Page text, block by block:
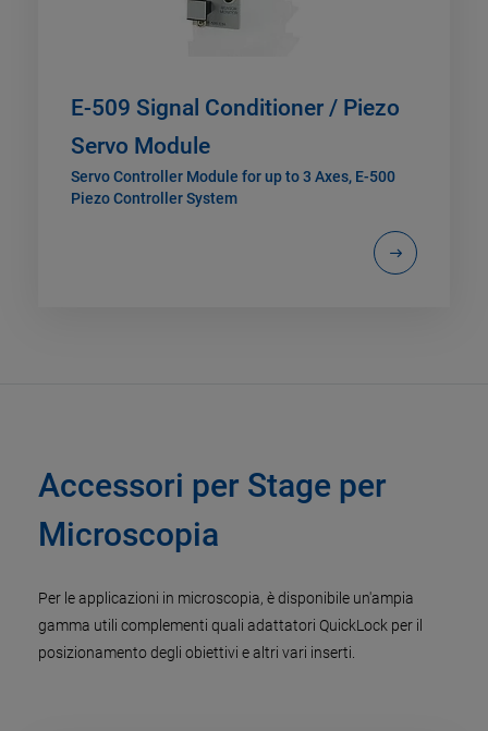
E-509 Signal Conditioner / Piezo
Servo Module
Servo Controller Module for up to 3 Axes, E-500
Piezo Controller System
Accessori per Stage per
Microscopia
Per le applicazioni in microscopia, è disponibile un'ampia
gamma utili complementi quali adattatori QuickLock per il
posizionamento degli obiettivi e altri vari inserti.